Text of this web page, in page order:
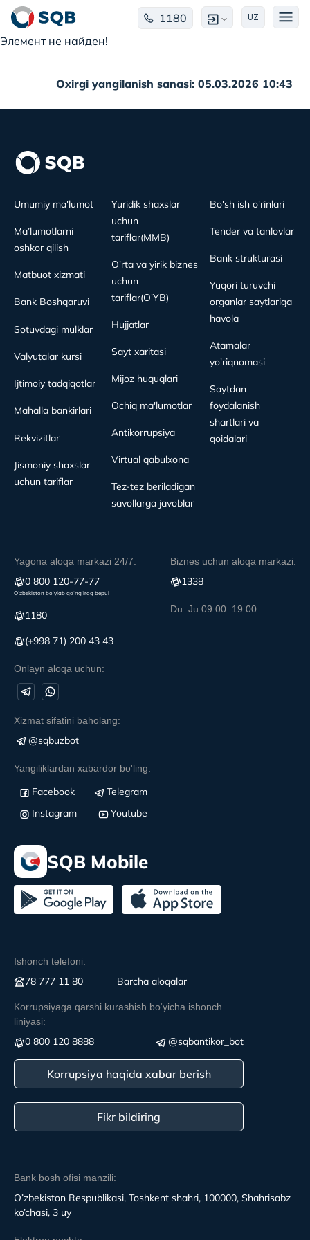
1180 UZ
Элемент не найден!
Oxirgi yangilanish sanasi: 05.03.2026 10:43
Bank bosh ofisi manzili:
O’zbekiston Respublikasi, Toshkent shahri, 100000, Shahrisabz
ko’chasi, 3 uy
Umumiy ma'lumot
Ma’lumotlarni
oshkor qilish
Matbuot xizmati
Bank Boshqaruvi
Sotuvdagi mulklar
Valyutalar kursi
Ijtimoiy tadqiqotlar
Mahalla bankirlari
Rekvizitlar
Jismoniy shaxslar
uchun tariflar
Yuridik shaxslar
uchun
tariflar(MMB)
O'rta va yirik biznes
uchun
tariflar(O'YB)
Hujjatlar
Sayt xaritasi
Mijoz huquqlari
Ochiq ma'lumotlar
Antikorrupsiya
Virtual qabulxona
Tez-tez beriladigan
savollarga javoblar
Bo'sh ish o'rinlari
Tender va tanlovlar
Bank strukturasi
Yuqori turuvchi
organlar saytlariga
havola
Atamalar
yo'riqnomasi
Saytdan
foydalanish
shartlari va
qoidalari
Yagona aloqa markazi 24/7:
0 800 120-77-77
O‘zbekiston bo‘ylab qo‘ng‘iroq bepul
1180
(+998 71) 200 43 43
Onlayn aloqa uchun:
Biznes uchun aloqa markazi:
1338
Du–Ju 09:00–19:00
Xizmat sifatini baholang:
@sqbuzbot
Yangiliklardan xabardor bo'ling:
Facebook
Telegram
Instagram
Youtube
SQB Mobile
Ishonch telefoni:
78 777 11 80 Вarcha aloqalar
Korrupsiyaga qarshi kurashish boʻyicha ishonch
liniyasi:
0 800 120 8888 @sqbantikor_bot
Korrupsiya haqida xabar berish
Fikr bildiring